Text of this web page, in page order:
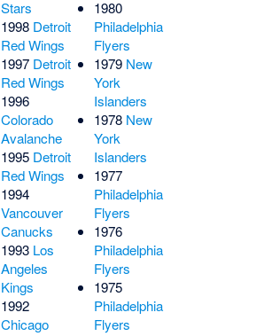
Stars
1998 Detroit
Red Wings
1997 Detroit
Red Wings
1996
Colorado
Avalanche
1995 Detroit
Red Wings
1994
Vancouver
Canucks
1993 Los
Angeles
Kings
1992
Chicago
1980
Philadelphia
Flyers
1979 New
York
Islanders
1978 New
York
Islanders
1977
Philadelphia
Flyers
1976
Philadelphia
Flyers
1975
Philadelphia
Flyers